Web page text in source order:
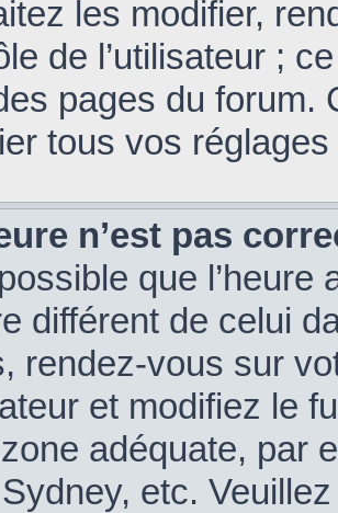
les modifier,
de l’utilisateur ;
pages du forum.
tous vos
n’est pas
que
différent de celui
rendez-vous sur
et modifiez le
adéquate, par
etc.